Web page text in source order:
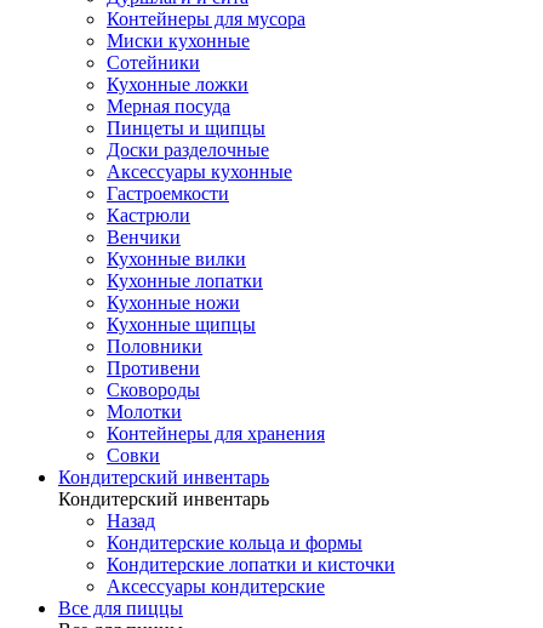
Контейнеры для мусора
Миски кухонные
Сотейники
Кухонные ложки
Мерная посуда
Пинцеты и щипцы
Доски разделочные
Аксессуары кухонные
Гастроемкости
Кастрюли
Венчики
Кухонные вилки
Кухонные лопатки
Кухонные ножи
Кухонные щипцы
Половники
Противени
Сковороды
Молотки
Контейнеры для хранения
Совки
Кондитерский инвентарь
Кондитерский инвентарь
Назад
Кондитерские кольца и формы
Кондитерские лопатки и кисточки
Аксессуары кондитерские
Все для пиццы